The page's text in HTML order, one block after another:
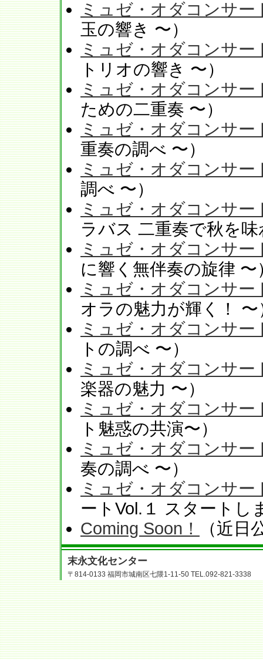
ミュゼ・オダコンサー
玉の響き 〜）
ミュゼ・オダコンサー
トリオの響き 〜）
ミュゼ・オダコンサー
ための二重奏 〜）
ミュゼ・オダコンサー
重奏の調べ 〜）
ミュゼ・オダコンサー
調べ 〜）
ミュゼ・オダコンサー
ラバス 二重奏で秋を
ミュゼ・オダコンサー
に響く無伴奏の旋律 〜
ミュゼ・オダコンサー
オラの魅力が輝く！ 〜
ミュゼ・オダコンサー
トの調べ 〜）
ミュゼ・オダコンサー
楽器の魅力 〜）
ミュゼ・オダコンサー
ト魅惑の共演〜）
ミュゼ・オダコンサー
奏の調べ 〜）
ミュゼ・オダコンサー
ートVol.１ スタートし
Coming Soon！
（近日
末永文化センター
〒814-0133 福岡市城南区七隈1-11-50 TEL.092-821-3338